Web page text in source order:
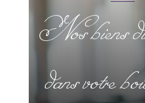
Nos biens
dans votre